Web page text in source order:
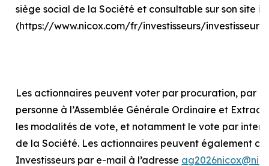
siège social de la Société et consultable sur son site
(https://www.nicox.com/fr/investisseurs/
Les actionnaires peuvent voter par procuration, par
personne à l’Assemblée Générale Ordinaire et
les modalités de vote, et notamment le vote par
de la Société. Les actionnaires peuvent également
Investisseurs par e-mail à l’adresse